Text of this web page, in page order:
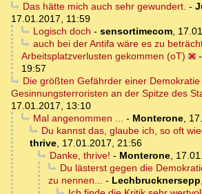
Das hätte mich auch sehr gewundert. -
17.01.2017, 11:59
Logisch doch - sensortimecom,
auch bei der Antifa wäre es zu
Arbeitsplatzverlusten gekommen (oT)
-
19:57
Die größten Gefährder einer
Gesinnungsterroristen an der Spitze des
17.01.2017, 13:10
Mal angenommen ... - Monterone,
Du kannst das, glaube ich, so oft
thrive, 17.01.2017, 21:56
Danke, thrive! - Monterone,
Du lästerst gegen die
zu nennen... - Lechbrucknersepp,